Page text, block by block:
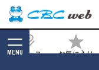
ニュース お気に入り
MENU